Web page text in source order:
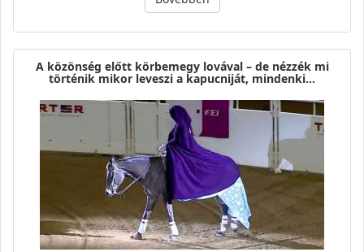
A közönség előtt körbemegy lovával – de nézzék mi
történik mikor leveszi a kapucniját, mindenki…